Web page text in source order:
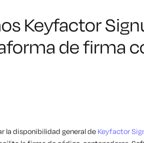
Keyfactor
de firma
la disponibilidad general de Keyfactor